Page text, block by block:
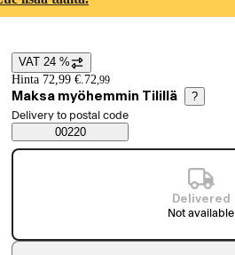
Price details
VAT 24 %
Hinta 72,99 €. 72,99
Maksa myöhemmin Tilillä ?
Saatavuustiedot
Select order method
Delivery to postal code
00220
Delivered
Not available